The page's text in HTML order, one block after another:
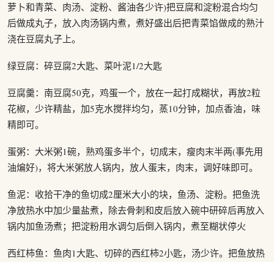
萝卜和青菜、肉汤、淀粉、酱油各少许)把豆腐和淀粉混合均匀
后做成丸子，放入肉汤锅内煮，煮好盛出后把青菜馅做成的熟汁
浇在豆腐丸子上。
绿豆腐：碎豆腐2大匙、菜叶泥1/2大匙
豆腐羹：南豆腐50克，鸡蛋一个，放在一起打成糊状，再放2粒
花椒，少许精盐，加5克水搅拌均匀，蒸10分钟，加点香油，味
精即可。
蛋粥：大米粥1碗，熟鸡蛋多半个，切成末，瘦肉末半两(事先用
油煸好)，将大米粥放人锅内，放人蛋末，肉末，调好味即可。
鱼泥：收拾干净的鱼切成2厘米大小的块，鱼汤、淀粉。把鱼洗
净放热水中加少量盐煮，除去骨刺和皮后放入碗中研碎后再放入
锅内加鱼汤煮；把淀粉用水调匀后倒入锅内，煮至糊状停火
西红柿鱼：鱼肉1大匙、切碎的西红柿2小匙，汤少许。把鱼放热